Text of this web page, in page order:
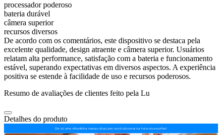
processador poderoso
bateria durável
câmera superior
recursos diversos
De acordo com os comentários, este dispositivo se destaca pela
excelente qualidade, design atraente e câmera superior. Usuários
relatam alta performance, satisfação com a bateria e funcionamento
estável, superando expectativas em diversos aspectos. A experiência
positiva se estende à facilidade de uso e recursos poderosos.
Resumo de avaliações de clientes feito pela Lu
Detalhes do produto